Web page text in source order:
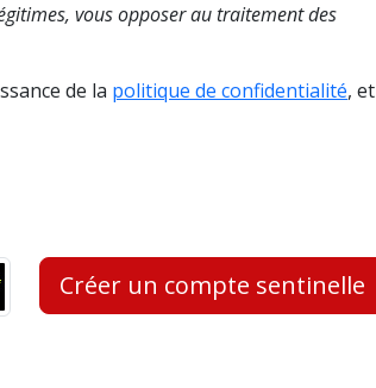
vous opposer au traitement des
de la politique de confidentialité, et
Créer un compte sentinelle